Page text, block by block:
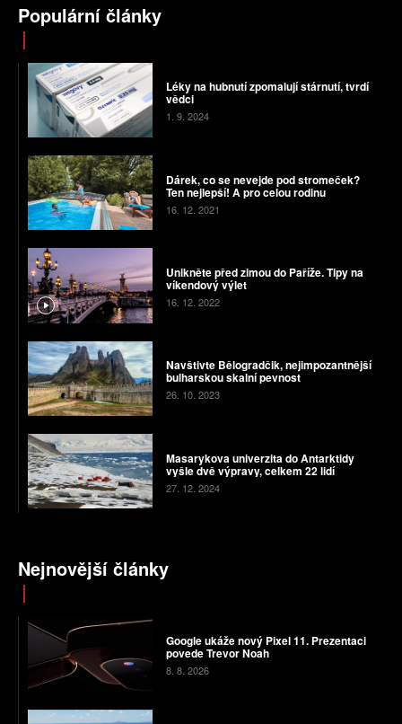
Populární články
Léky na hubnutí zpomalují stárnutí, tvrdí
vědci
1. 9. 2024
Dárek, co se nevejde pod stromeček?
Ten nejlepší! A pro celou rodinu
16. 12. 2021
Unikněte před zimou do Paříže. Tipy na
víkendový výlet
16. 12. 2022
Navštivte Bělogradčik, nejimpozantnější
bulharskou skalní pevnost
26. 10. 2023
Masarykova univerzita do Antarktidy
vyšle dvě výpravy, celkem 22 lidí
27. 12. 2024
Nejnovější články
Google ukáže nový Pixel 11. Prezentaci
povede Trevor Noah
8. 8. 2026